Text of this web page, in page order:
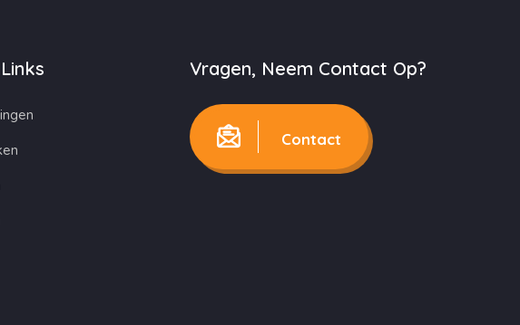
Vragen, Neem Contact Op?
Contact